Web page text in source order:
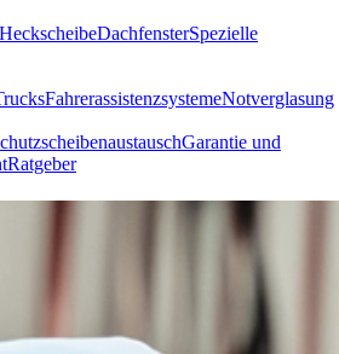
HeckscheibeDachfensterSpezielle
FahrerassistenzsystemeNotverglasung
Garantie und
Ratgeber